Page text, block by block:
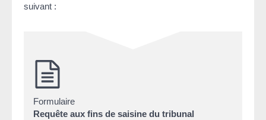
suivant :
Formulaire
Requête aux fins de saisine du tribunal